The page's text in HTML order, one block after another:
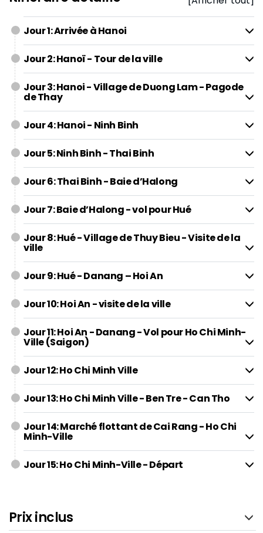
Jour 1: Arrivée à Hanoi
Jour 2: Hanoï - Tour de la ville
Jour 3: Hanoi - Village de Duong Lam - Pagode
de Thay
Jour 4: Hanoi - Ninh Binh
Jour 5: Ninh Binh - Thai Binh
Jour 6: Thai Binh - Baie d’Halong
Jour 7: Baie d’Halong - vol pour Hué
Jour 8: Hué - Village de Thuy Bieu - Visite de la
ville
Jour 9: Hué - Danang – Hoi An
Jour 10: Hoi An - visite de la ville
Jour 11: Hoi An - Danang - Vol pour Ho Chi Minh-
Ville (Saigon)
Jour 12: Ho Chi Minh Ville
Jour 13: Ho Chi Minh Ville - Ben Tre - Can Tho
Jour 14: Marché flottant de Cai Rang - Ho Chi
Minh-Ville
Jour 15: Ho Chi Minh-Ville - Départ
Prix inclus